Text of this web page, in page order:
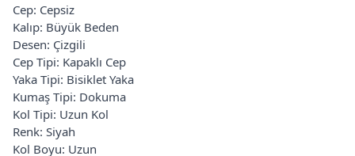
Cep: Cepsiz
Kalıp: Büyük Beden
Desen: Çizgili
Cep Tipi: Kapaklı Cep
Yaka Tipi: Bisiklet Yaka
Kumaş Tipi: Dokuma
Kol Tipi: Uzun Kol
Renk: Siyah
Kol Boyu: Uzun